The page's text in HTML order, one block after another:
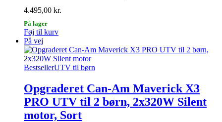
4.495,00 kr.
På lager
Føj til kurv
På vej
BestsellerUTV til børn
Opgraderet Can-Am Maverick X3
PRO UTV til 2 børn, 2x320W Silent
motor, Sort